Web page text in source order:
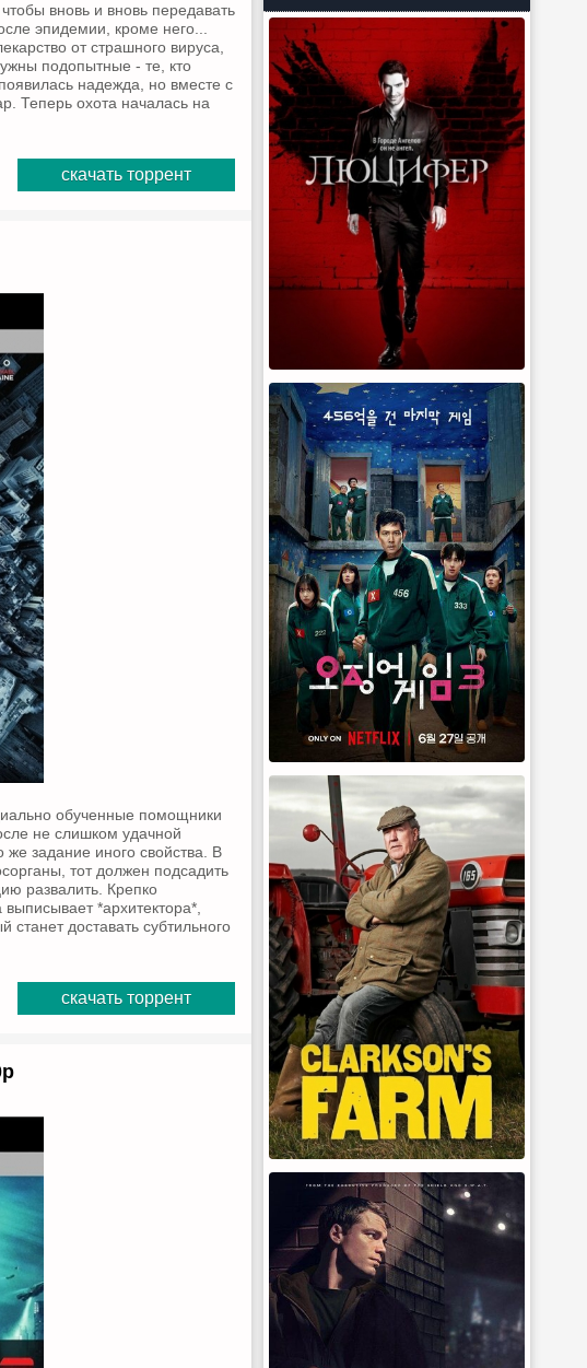
вновь и вновь передавать
эпидемии, кроме него...
от страшного вируса,
подопытные - те, кто
надежда, но вместе с
Теперь охота началась на
скачать торрент
обученные помощники
не слишком удачной
же задание иного свойства. В
тот должен подсадить
развалить. Крепко
*архитектора*,
доставать субтильного
скачать торрент